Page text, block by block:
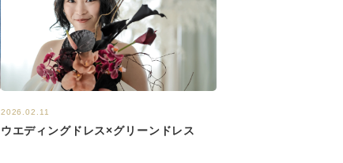
2026.02.11
ウエディングドレス×グリーンドレス